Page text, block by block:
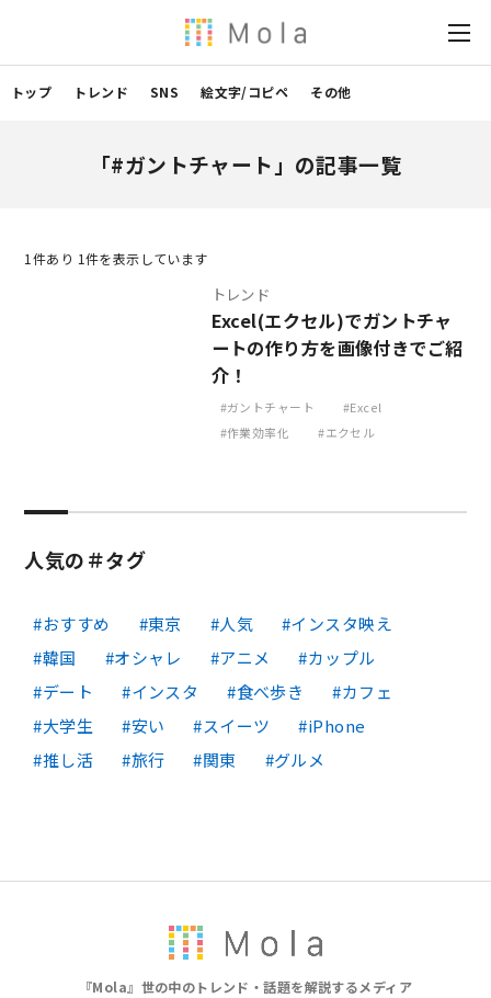
トップ トレンド SNS 絵文字/コピペ その他
「#ガントチャート」の記事一覧
1 件あり 1件を表示しています
トレンド
Excel(エクセル)でガントチャ
ートの作り方を画像付きでご紹
介！
ガントチャート
Excel
作業効率化
エクセル
人気の＃タグ
おすすめ 東京 人気
インスタ映え
韓国
オシャレ アニメ
カップル
デート
インスタ 食べ歩き
カフェ
大学生
安い スイーツ
iPhone
推し活
旅行 関東 グルメ
『Mola』世の中のトレンド・話題を解説するメディア